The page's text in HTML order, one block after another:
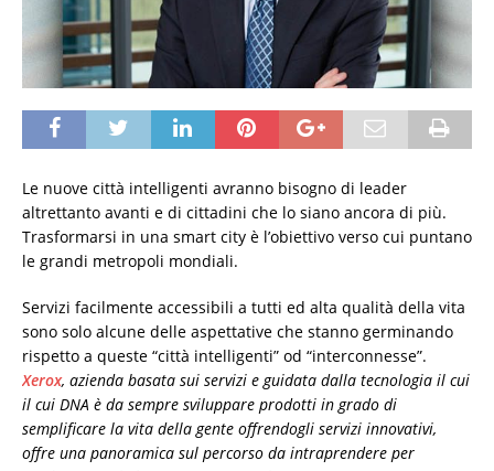
Le nuove città intelligenti avranno bisogno di leader
altrettanto avanti e di cittadini che lo siano ancora di più.
Trasformarsi in una smart city è l’obiettivo verso cui puntano
le grandi metropoli mondiali.
Servizi facilmente accessibili a tutti ed alta qualità della vita
sono solo alcune delle aspettative che stanno germinando
rispetto a queste “città intelligenti” od “interconnesse”.
Xerox, azienda basata sui servizi e guidata dalla tecnologia il cui
il cui DNA è da sempre sviluppare prodotti in grado di
semplificare la vita della gente offrendogli servizi innovativi,
offre una panoramica sul percorso da intraprendere per